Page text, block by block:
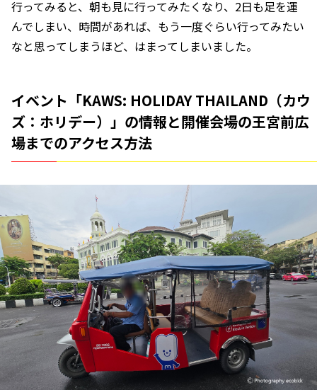
行ってみると、朝も見に行ってみたくなり、2日も足を運
んでしまい、時間があれば、もう一度ぐらい行ってみたい
なと思ってしまうほど、はまってしまいました。
イベント「KAWS: HOLIDAY THAILAND（カウ
ズ：ホリデー）」の情報と開催会場の王宮前広
場までのアクセス方法